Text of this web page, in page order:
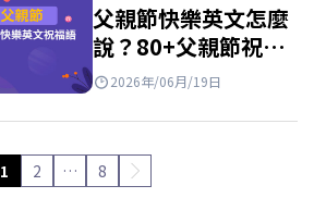
父親節快樂英文怎麼
說？80+父親節祝福
語英文、佳句與短文
2026年/06月/19日
1 2 … 8